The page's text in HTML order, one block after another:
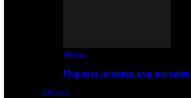
Ферма
Породы лучших кур несушек
Огород